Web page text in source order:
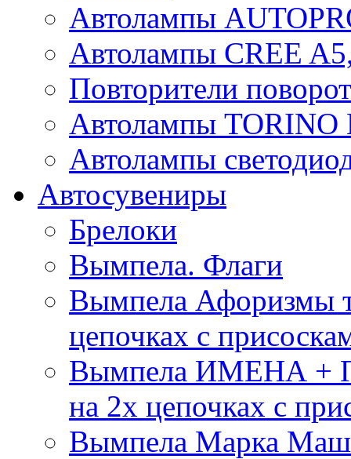
Автолампы
Автолампы CREE
Повторители
Автолампы
Автолампы
Автосувениры
Брелоки
Вымпела. Флаги
Вымпела Афоризмы
цепочках с
Вымпела ИМЕНА +
на 2х цепочках с
Вымпела Марка